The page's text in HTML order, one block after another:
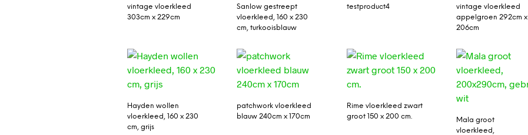
vintage vloerkleed
303cm x 229cm
Sanlow gestreept
vloerkleed, 160 x 230
cm, turkooisblauw
testproduct4
vintage vloerkleed
appelgroen 292cm x
206cm
Hayden wollen
vloerkleed, 160 x 230
cm, grijs
patchwork vloerkleed
blauw 240cm x 170cm
Rime vloerkleed zwart
groot 150 x 200 cm.
Mala groot
vloerkleed,